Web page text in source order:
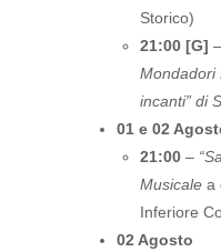
Storico)
21:00 [G] –
Mondadori
incanti” di
01 e 02
21:00 –
Musicale a
Inferiore
02 Agosto